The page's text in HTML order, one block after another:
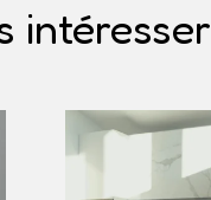
intéresser